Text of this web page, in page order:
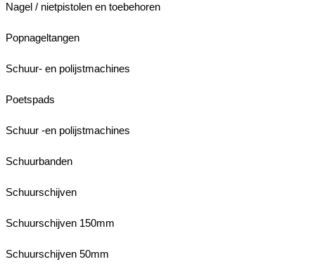
Nagel / nietpistolen en toebehoren
Popnageltangen
Schuur- en polijstmachines
Poetspads
Schuur -en polijstmachines
Schuurbanden
Schuurschijven
Schuurschijven 150mm
Schuurschijven 50mm